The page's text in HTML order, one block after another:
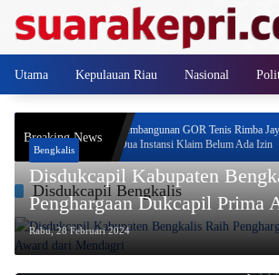
Utama Kepulauan Riau Nasional
Breaking News
Pembangunan GOR Tenis Rimba Jaya
Dua Instansi Klaim Belum Ada Izin
Disdukcapil Bengkalis
Bengkalis
Disdukcapil Kabupaten
Penghargaan Dukcapil Prima
Mendagri
Rabu, 28 Februari 2024